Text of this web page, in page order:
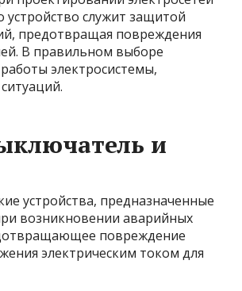
служит защитой
предотвращая повреждения
В правильном выборе
электросистемы,
и
устройства, предназначенные
возникновении аварийных
повреждение
электрическим током для